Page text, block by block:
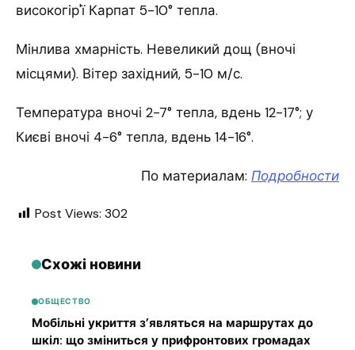
високогір'ї Карпат 5-10° тепла.
Мінлива хмарність. Невеликий дощ (вночі
місцями). Вітер західний, 5-10 м/с.
Температура вночі 2-7° тепла, вдень 12-17°; у
Києві вночі 4-6° тепла, вдень 14-16°.
По материалам: Подробности
Post Views: 302
Схожі новини
ОБЩЕСТВО
Мобільні укриття з’являться на маршрутах до
шкіл: що зміниться у прифронтових громадах